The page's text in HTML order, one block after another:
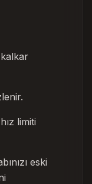
limiti
eski